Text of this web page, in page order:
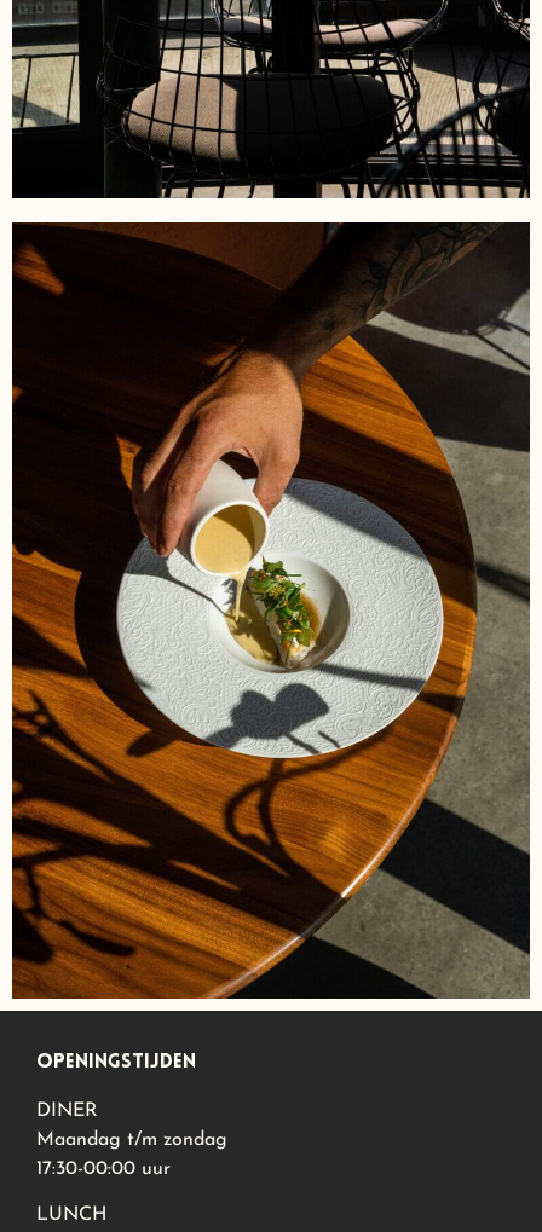
openingstijden
DINER
Maandag t/m zondag
17:30-00:00 uur
LUNCH